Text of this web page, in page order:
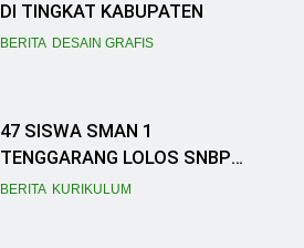
TENGGARANG LOLOS SNBP
2023, SEKOLAH TANCAP GAS
BERITA KURIKULUM
SMAN 1 Tenggarang Juara 1
Parade Musik Pelajar
Bondowoso
BERITA EKSTRAKURIKULER